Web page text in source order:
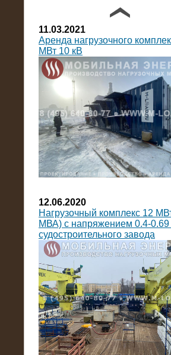
11.03.2021
Аренда нагрузочного
МВт 10 кВ
12.06.2020
Нагрузочный комплекс 12
МВА) с напряжением 0.4-0.69
судостроительного завода